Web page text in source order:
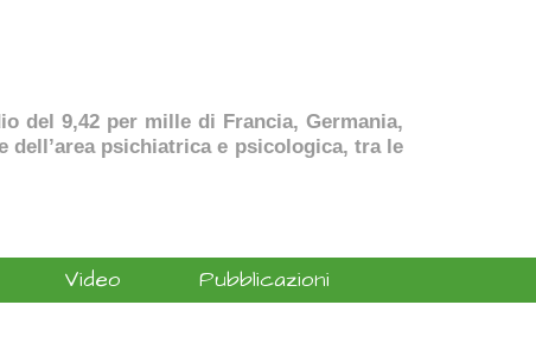
del 9,42 per mille di Francia, Germania,
psichiatrica e psicologica, tra le
Video Pubblicazioni